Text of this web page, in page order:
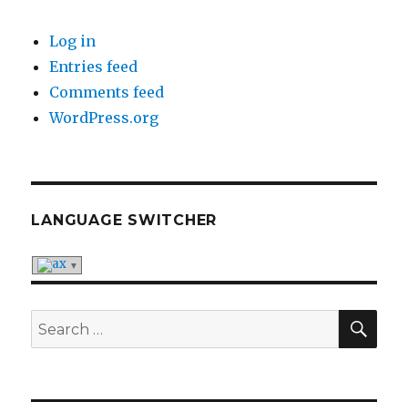
Log in
Entries feed
Comments feed
WordPress.org
LANGUAGE SWITCHER
Search
for: